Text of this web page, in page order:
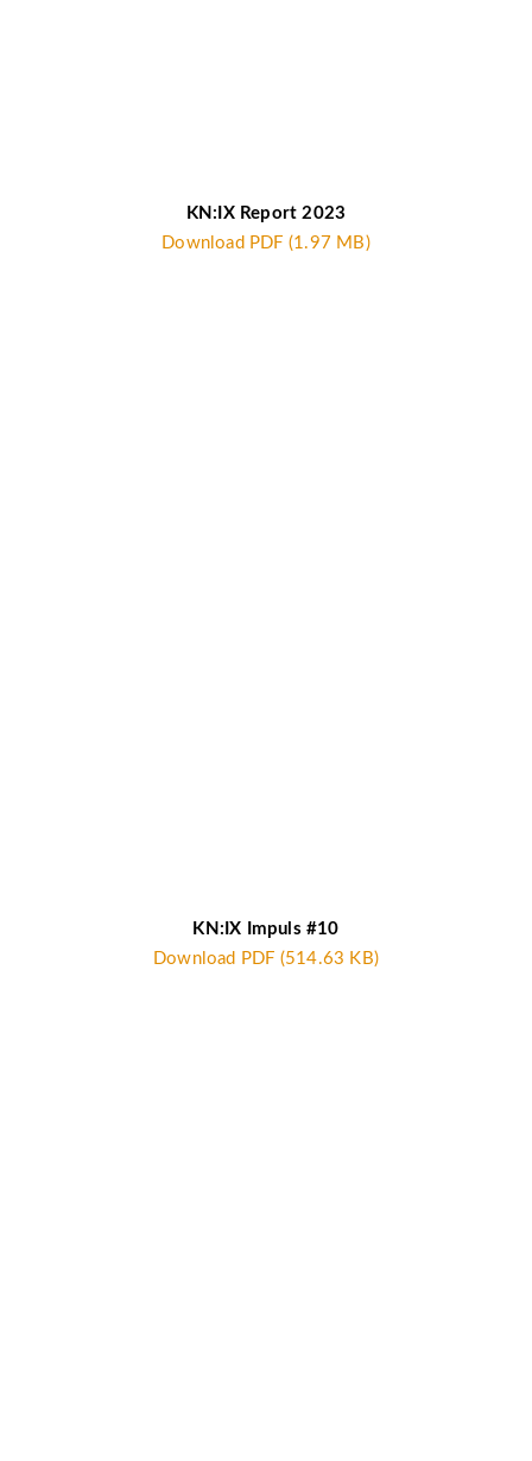
KN:IX Report 2023
Download PDF (1.97 MB)
KN:IX Impuls #10
Download PDF (514.63 KB)